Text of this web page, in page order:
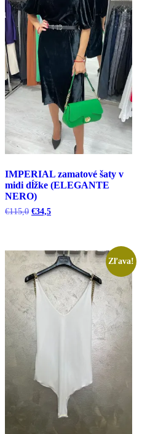
IMPERIAL zamatové šaty v
midi dĺžke (ELEGANTE
NERO)
€115,0 Pôvodná
€34,5Aktuálna
Zľava!